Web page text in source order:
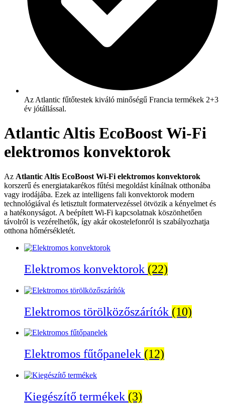
Az Atlantic fűtőtestek kiváló minőségű Francia termékek 2+3
év jótállással.
Atlantic Altis EcoBoost Wi-Fi
elektromos konvektorok
Az Atlantic Altis EcoBoost Wi-Fi elektromos konvektorok
korszerű és energiatakarékos fűtési megoldást kínálnak otthonába
vagy irodájába. Ezek az intelligens fali konvektorok modern
technológiával és letisztult formatervezéssel ötvözik a kényelmet és
a hatékonyságot. A beépített Wi-Fi kapcsolatnak köszönhetően
távolról is vezérelhetők, így akár okostelefonról is szabályozhatja
otthona hőmérsékletét.
Elektromos konvektorok (22)
Elektromos törölközőszárítók (10)
Elektromos fűtőpanelek (12)
Kiegészítő termékek (3)